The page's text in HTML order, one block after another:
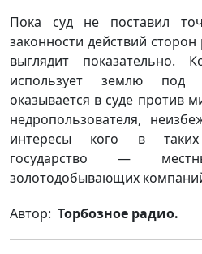
Пока суд не поставил
законности действий
выглядит показательно.
использует землю под
оказывается в суде против
недропользователя,
интересы кого в
государство —
золотодобывающих
Автор: Торбозное радио.